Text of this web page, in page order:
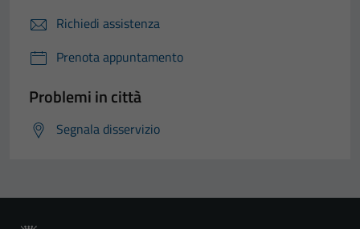
Richiedi assistenza
Prenota appuntamento
Problemi in città
Segnala disservizio